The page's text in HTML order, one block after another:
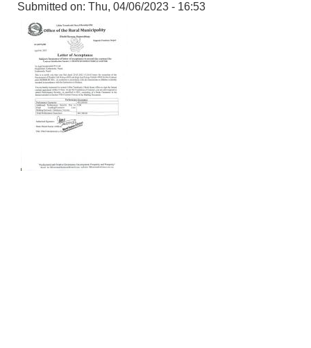
Submitted on: Thu, 04/06/2023 - 16:53